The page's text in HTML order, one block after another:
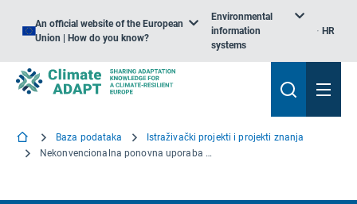
An official website of the European
Union | How do you know?
Environmental
information
systems
HR
Baza podataka
Istraživački projekti i projekti znanja
Nekonvencionalna ponovna uporaba vode u poljoprivredi u mediteranskim zemljama